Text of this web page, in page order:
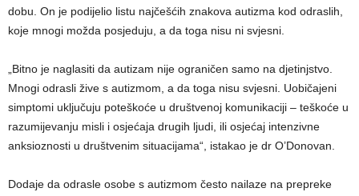
dobu. On je podijelio listu najčešćih znakova autizma kod odraslih,
koje mnogi možda posjeduju, a da toga nisu ni svjesni.
„Bitno je naglasiti da autizam nije ograničen samo na djetinjstvo.
Mnogi odrasli žive s autizmom, a da toga nisu svjesni. Uobičajeni
simptomi uključuju poteškoće u društvenoj komunikaciji – teškoće u
razumijevanju misli i osjećaja drugih ljudi, ili osjećaj intenzivne
anksioznosti u društvenim situacijama“, istakao je dr O’Donovan.
Dodaje da odrasle osobe s autizmom često nailaze na prepreke